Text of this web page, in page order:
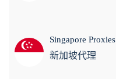
Singapore Proxies
新加坡代理